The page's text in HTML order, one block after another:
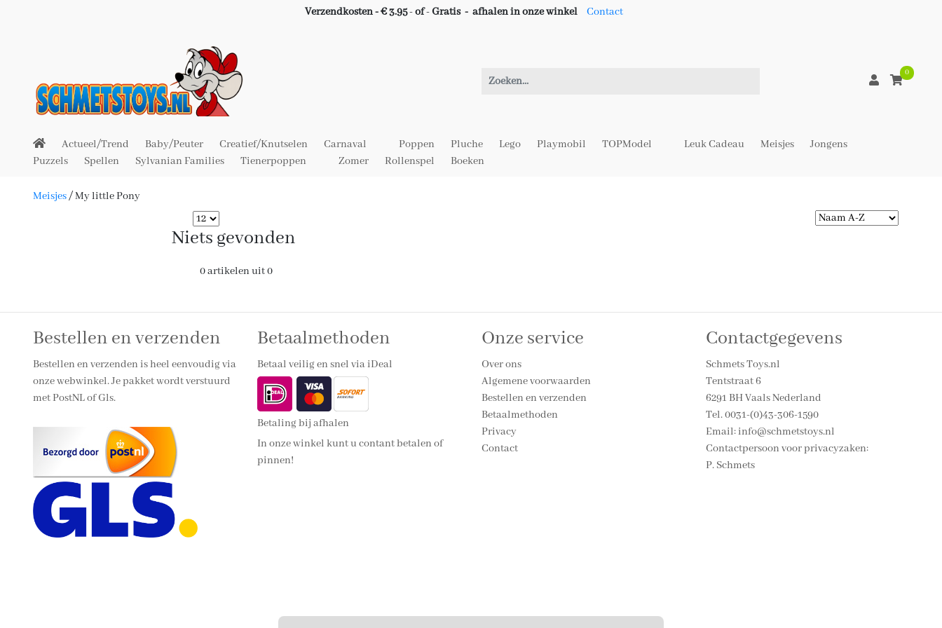
Verzendkosten - € 3.95-of-Gratis - afhalen in onze winkel Contact
0
Actueel/Trend Baby/Peuter Creatief/Knutselen Carnaval Poppen Pluche Lego Playmobil TOPModel Leuk Cadeau Meisjes
Jongens
Puzzels
Spellen Sylvanian Families Tienerpoppen Zomer Rollenspel Boeken
Meisjes/My little Pony
Niets gevonden
0 artikelen uit 0
Bestellen en verzenden
Bestellen en verzenden is heel eenvoudig via
onze webwinkel. Je pakket wordt verstuurd
met PostNL of Gls.
Betaalmethoden
Betaal veilig en snel via iDeal
Betaling bij afhalen
In onze winkel kunt u contant betalen of
pinnen!
Onze service
Over ons
Algemene voorwaarden
Bestellen en verzenden
Betaalmethoden
Privacy
Contact
Contactgegevens
Schmets Toys.nl
Tentstraat 6
6291 BH Vaals Nederland
Tel. 0031-(0)43-306-1590
Email: info@schmetstoys.nl
Contactpersoon voor privacyzaken:
P. Schmets